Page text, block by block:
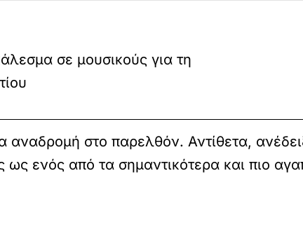
σε μουσικούς για τη
αναδρομή στο παρελθόν. Αντίθετα,
ως ενός από τα σημαντικότερα και πιο